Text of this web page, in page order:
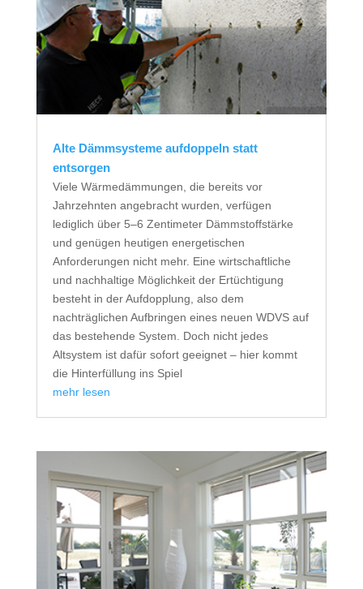
Alte Dämmsysteme aufdoppeln statt
entsorgen
Viele Wärmedämmungen, die bereits vor
Jahrzehnten angebracht wurden, verfügen
lediglich über 5–6 Zentimeter Dämmstoffstärke
und genügen heutigen energetischen
Anforderungen nicht mehr. Eine wirtschaftliche
und nachhaltige Möglichkeit der Ertüchtigung
besteht in der Aufdopplung, also dem
nachträglichen Aufbringen eines neuen WDVS auf
das bestehende System. Doch nicht jedes
Altsystem ist dafür sofort geeignet – hier kommt
die Hinterfüllung ins Spiel
mehr lesen